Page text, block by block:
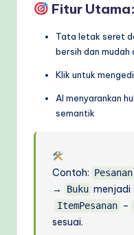
Fitur Utama:
Tata letak seret
bersih dan mudah
Klik untuk
AI menyarankan
semantik
Contoh: Pesanan
→
Buku menjadi
ItemPesanan –
sesuai.